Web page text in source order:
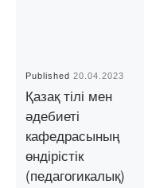
Published20.04.2023
Қазақ тілі мен
әдебиеті
кафедрасының
өндірістік
(педагогикалық)